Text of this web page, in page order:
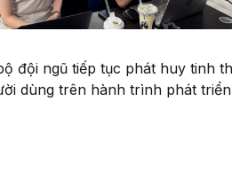
đội ngũ tiếp tục phát huy tinh
dùng trên hành trình phát